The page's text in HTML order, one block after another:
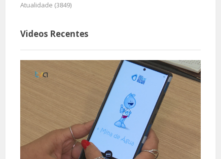
Atualidade (3849)
Videos Recentes